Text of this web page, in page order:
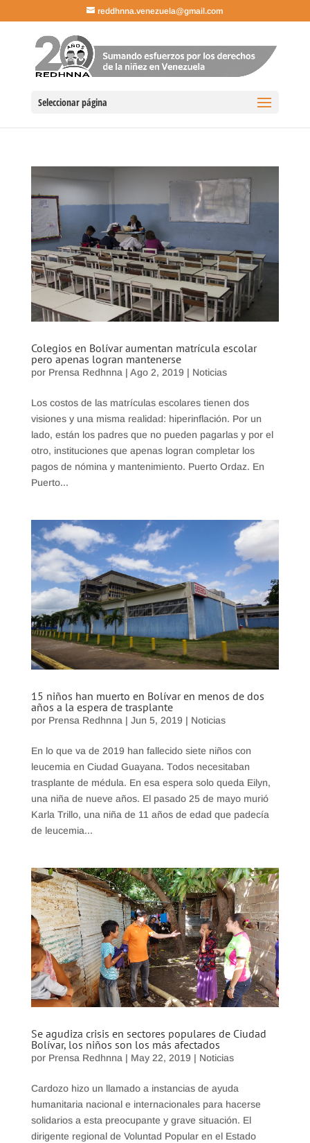
reddhnna.venezuela@gmail.com
Seleccionar página
Colegios en Bolívar aumentan matrícula escolar
pero apenas logran mantenerse
por Prensa Redhnna | Ago 2, 2019 | Noticias
Los costos de las matrículas escolares tienen dos
visiones y una misma realidad: hiperinflación. Por un
lado, están los padres que no pueden pagarlas y por el
otro, instituciones que apenas logran completar los
pagos de nómina y mantenimiento. Puerto Ordaz. En
Puerto...
15 niños han muerto en Bolívar en menos de dos
años a la espera de trasplante
por Prensa Redhnna | Jun 5, 2019 | Noticias
En lo que va de 2019 han fallecido siete niños con
leucemia en Ciudad Guayana. Todos necesitaban
trasplante de médula. En esa espera solo queda Eilyn,
una niña de nueve años. El pasado 25 de mayo murió
Karla Trillo, una niña de 11 años de edad que padecía
de leucemia...
Se agudiza crisis en sectores populares de Ciudad
Bolívar, los niños son los más afectados
por Prensa Redhnna| May 22, 2019 | Noticias
Cardozo hizo un llamado a instancias de ayuda
humanitaria nacional e internacionales para hacerse
solidarios a esta preocupante y grave situación. El
dirigente regional de Voluntad Popular en el Estado